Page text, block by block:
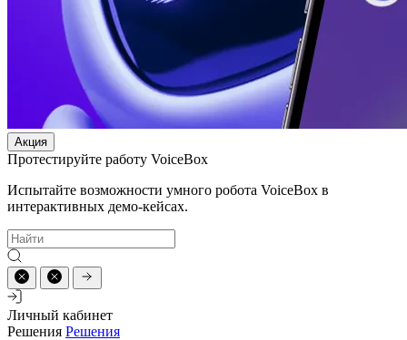
Акция
Протестируйте работу VoiceBox
Испытайте возможности умного робота VoiceBox в
интерактивных демо-кейсах.
Личный кабинет
Решения Решения